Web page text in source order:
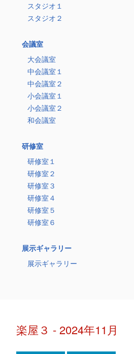
スタジオ１
スタジオ２
会議室
大会議室
中会議室１
中会議室２
小会議室１
小会議室２
和会議室
研修室
研修室１
研修室２
研修室３
研修室４
研修室５
研修室６
展示ギャラリー
展示ギャラリー
楽屋３ - 2024年11月